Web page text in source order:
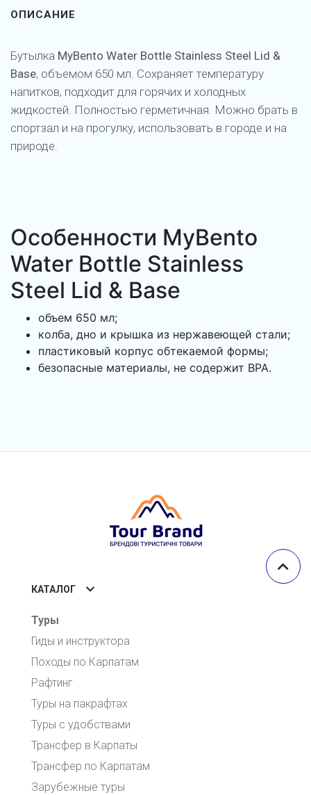
ОПИСАНИЕ
Бутылка MyBento Water Bottle Stainless Steel Lid &
Base, объемом 650 мл. Сохраняет температуру
напитков, подходит для горячих и холодных
жидкостей. Полностью герметичная. Можно брать в
спортзал и на прогулку, использовать в городе и на
природе.
Особенности MyBento
Water Bottle Stainless
Steel Lid & Base
объем 650 мл;
колба, дно и крышка из нержавеющей стали;
пластиковый корпус обтекаемой формы;
безопасные материалы, не содержит BPA.
КАТАЛОГ
Туры
Гиды и инструктора
Походы по Карпатам
Рафтинг
Туры на пакрафтах
Туры с удобствами
Трансфер в Карпаты
Трансфер по Карпатам
Зарубежные туры